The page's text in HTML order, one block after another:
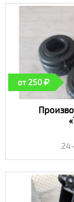
от 250